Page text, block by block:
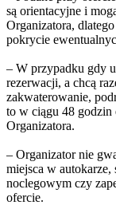
są orientacyjne i
Organizatora,
pokrycie
– W przypadku gdy
rezerwacji, a chcą
zakwaterowanie,
to w ciągu 48 godzin
Organizatora.
– Organizator nie
miejsca w
noclegowym czy
ofercie.